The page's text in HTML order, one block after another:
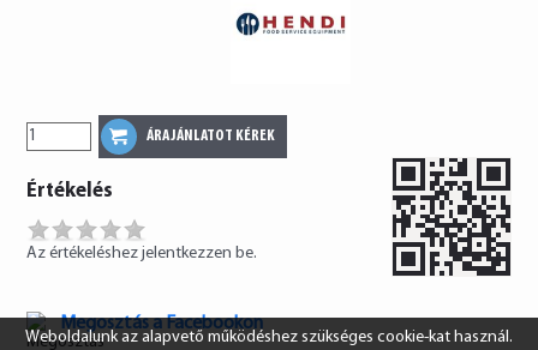
Értékelés
Az értékeléshez jelentkezzen be.
Megosztás a Facebookon
Weboldalunk az alapvető működéshez szükséges cookie-kat használ.